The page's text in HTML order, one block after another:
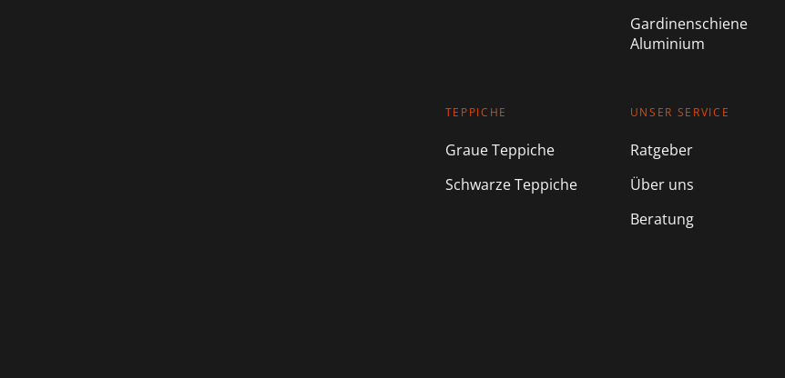
Gardinenschiene
Aluminium
TEPPICHE
Graue Teppiche
Schwarze Teppiche
UNSER SERVICE
Ratgeber
Über uns
Beratung